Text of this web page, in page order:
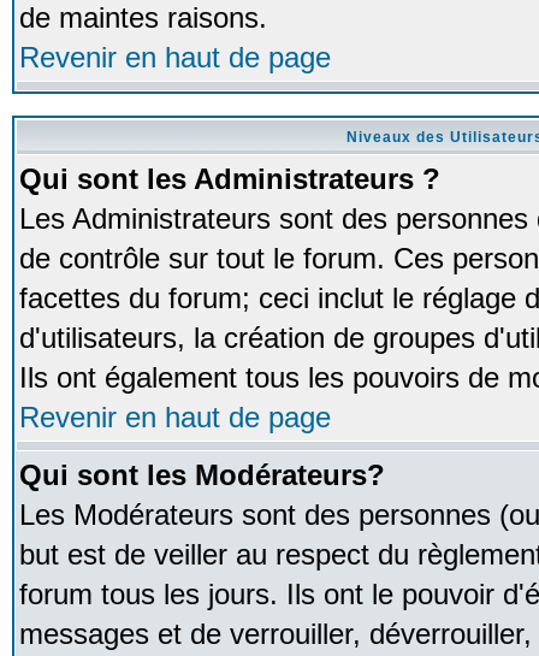
de maintes raisons.
Revenir en haut de page
Niveaux des
Qui sont les Administrateurs ?
Les Administrateurs sont des
de contrôle sur tout le forum. Ces
facettes du forum; ceci inclut le réglage
d'utilisateurs, la création de groupes
Ils ont également tous les pouvoirs de
Revenir en haut de page
Qui sont les Modérateurs?
Les Modérateurs sont des personnes
but est de veiller au respect du
forum tous les jours. Ils ont le pouvoir
messages et de verrouiller,